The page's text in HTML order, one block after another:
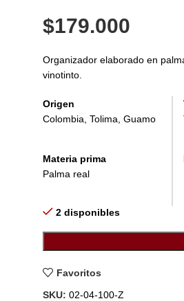
$179.000
Organizador elaborado en
vinotinto.
Origen
Colombia, Tolima, Guamo
Materia prima
Palma real
2 disponibles
Favoritos
SKU: 02-04-100-Z